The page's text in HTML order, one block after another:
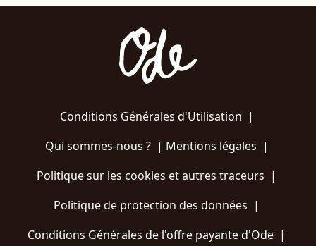
Conditions Générales d'Utilisation |
Qui sommes-nous ?| Mentions légales |
Politique sur les cookies et autres traceurs |
Politique de protection des données |
Conditions Générales de l'offre payante d'Ode |